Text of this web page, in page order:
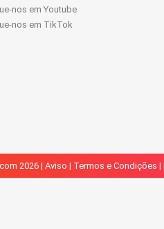
nos em Youtube
nos em TikTok
2026 | Aviso | Termos e Condições |